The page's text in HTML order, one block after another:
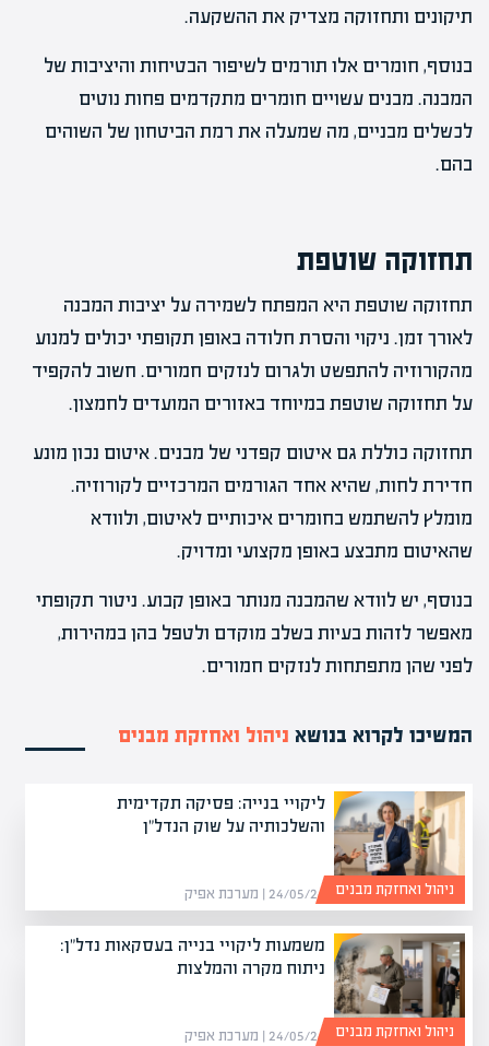
תיקונים ותחזוקה מצדיק את ההשקעה.
בנוסף, חומרים אלו תורמים לשיפור הבטיחות והיציבות של
המבנה. מבנים עשויים חומרים מתקדמים פחות נוטים
לכשלים מבניים, מה שמעלה את רמת הביטחון של השוהים
בהם.
תחזוקה שוטפת
תחזוקה שוטפת היא המפתח לשמירה על יציבות המבנה
לאורך זמן. ניקוי והסרת חלודה באופן תקופתי יכולים למנוע
מהקורוזיה להתפשט ולגרום לנזקים חמורים. חשוב להקפיד
על תחזוקה שוטפת במיוחד באזורים המועדים לחמצון.
תחזוקה כוללת גם איטום קפדני של מבנים. איטום נכון מונע
חדירת לחות, שהיא אחד הגורמים המרכזיים לקורוזיה.
מומלץ להשתמש בחומרים איכותיים לאיטום, ולוודא
שהאיטום מתבצע באופן מקצועי ומדויק.
בנוסף, יש לוודא שהמבנה מנותר באופן קבוע. ניטור תקופתי
מאפשר לזהות בעיות בשלב מוקדם ולטפל בהן במהירות,
לפני שהן מתפתחות לנזקים חמורים.
המשיכו לקרוא בנושא ניהול ואחזקת מבנים
ליקויי בנייה: פסיקה תקדימית
והשלכותיה על שוק הנדל"ן
24/05/26 | מערכת אפיק ניהול ואחזקת מבנים
משמעות ליקויי בנייה בעסקאות נדל"ן:
ניתוח מקרה והמלצות
24/05/26 | מערכת אפיק ניהול ואחזקת מבנים